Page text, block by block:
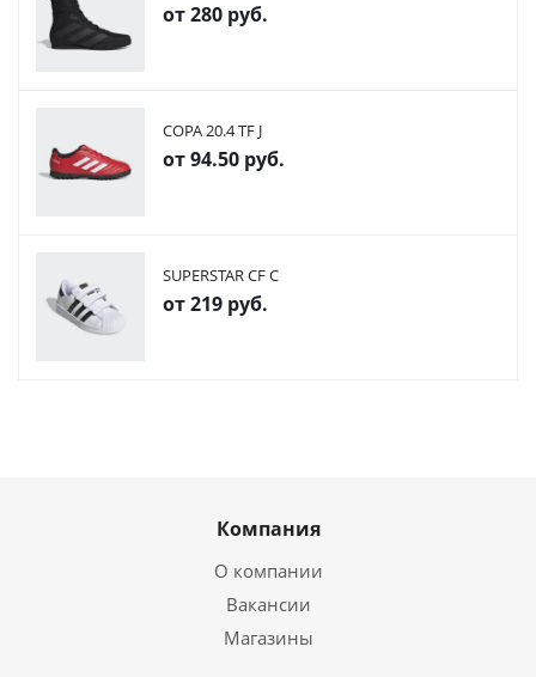
от280 руб.
COPA 20.4 TF J
от94.50 руб.
SUPERSTAR CF C
от219 руб.
Компания
О компании
Вакансии
Магазины